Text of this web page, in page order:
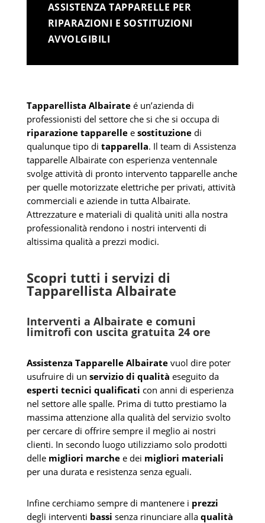
ASSISTENZA TAPPARELLE PER
RIPARAZIONI E SOSTITUZIONI
AVVOLGIBILI
Tapparellista Albairateé un’azienda di
professionisti del settore che si che si occupa di
riparazione tapparellee sostituzionedi
qualunque tipo di tapparella. Il team di Assistenza
tapparelle Albairate con esperienza ventennale
svolge attività di pronto intervento tapparelle anche
per quelle motorizzate elettriche per privati, attività
commerciali e aziende in tutta Albairate.
Attrezzature e materiali di qualità uniti alla nostra
professionalità rendono i nostri interventi di
altissima qualità a prezzi modici.
Scopri tutti i servizi di
Tapparellista Albairate
Interventi a Albairate e comuni
limitrofi con uscita gratuita 24 ore
Assistenza Tapparelle Albairatevuol dire poter
usufruire di un servizio di qualità eseguito da
esperti tecnici qualificati con anni di esperienza
nel settore alle spalle. Prima di tutto prestiamo la
massima attenzione alla qualità del servizio svolto
per cercare di offrire sempre il meglio ai nostri
clienti. In secondo luogo utilizziamo solo prodotti
delle migliori marchee dei migliori materiali
per una durata e resistenza senza eguali.
Infine cerchiamo sempre di mantenere i prezzi
degli interventi bassi senza rinunciare alla qualità